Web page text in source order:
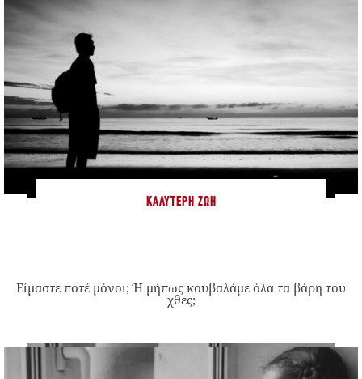
ΚΑΛΎΤΕΡΗ ΖΩΉ
Είμαστε ποτέ μόνοι; Ή μήπως κουβαλάμε όλα τα βάρη του
χθες;